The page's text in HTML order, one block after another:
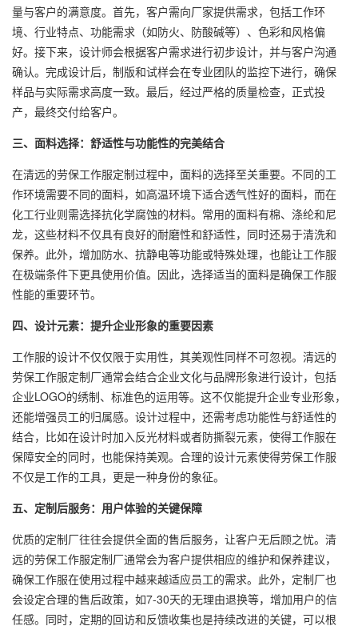
量与客户的满意度。首先，客户需向厂家提供需求，包括工作环
境、行业特点、功能需求（如防火、防酸碱等）、色彩和风格偏
好。接下来，设计师会根据客户需求进行初步设计，并与客户沟通
确认。完成设计后，制版和试样会在专业团队的监控下进行，确保
样品与实际需求高度一致。最后，经过严格的质量检查，正式投
产，最终交付给客户。
三、面料选择：舒适性与功能性的完美结合
在清远的劳保工作服定制过程中，面料的选择至关重要。不同的工
作环境需要不同的面料，如高温环境下适合透气性好的面料，而在
化工行业则需选择抗化学腐蚀的材料。常用的面料有棉、涤纶和尼
龙，这些材料不仅具有良好的耐磨性和舒适性，同时还易于清洗和
保养。此外，增加防水、抗静电等功能或特殊处理，也能让工作服
在极端条件下更具使用价值。因此，选择适当的面料是确保工作服
性能的重要环节。
四、设计元素：提升企业形象的重要因素
工作服的设计不仅仅限于实用性，其美观性同样不可忽视。清远的
劳保工作服定制厂通常会结合企业文化与品牌形象进行设计，包括
企业LOGO的绣制、标准色的运用等。这不仅能提升企业专业形象，
还能增强员工的归属感。设计过程中，还需考虑功能性与舒适性的
结合，比如在设计时加入反光材料或者防撕裂元素，使得工作服在
保障安全的同时，也能保持美观。合理的设计元素使得劳保工作服
不仅是工作的工具，更是一种身份的象征。
五、定制后服务：用户体验的关键保障
优质的定制厂往往会提供全面的售后服务，让客户无后顾之忧。清
远的劳保工作服定制厂通常会为客户提供相应的维护和保养建议，
确保工作服在使用过程中越来越适应员工的需求。此外，定制厂也
会设定合理的售后政策，如7-30天的无理由退换等，增加用户的信
任感。同时，定期的回访和反馈收集也是持续改进的关键，可以根